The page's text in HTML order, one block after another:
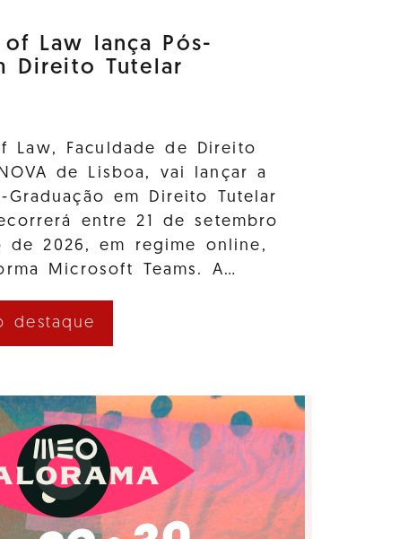
Law lança Pós-
Direito Tutelar
Law, Faculdade de Direito
de Lisboa, vai lançar a
Graduação em Direito Tutelar
entre 21 de setembro
de 2026, em regime online,
Microsoft Teams. A…
destaque